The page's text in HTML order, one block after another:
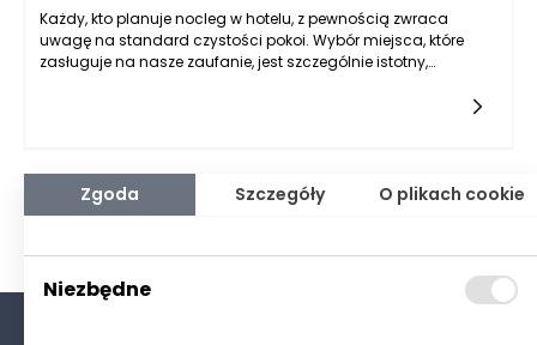
Każdy, kto planuje nocleg w hotelu, z pewnością zwraca
uwagę na standard czystości pokoi. Wybór miejsca, które
zasługuje na nasze zaufanie, jest szczególnie istotny,
Strzyżowie. Dbałość o czystość w hotelu nie tylko wpływa na
przykłada dużą wagę do tego aspektu? Warto przyjrzeć się
różnym sygnałom, które mogą świadczyć o wysoko
postawionych standardach w zakresie czystości.
Zgoda Szczegóły O plikach cookie
Niezbędne